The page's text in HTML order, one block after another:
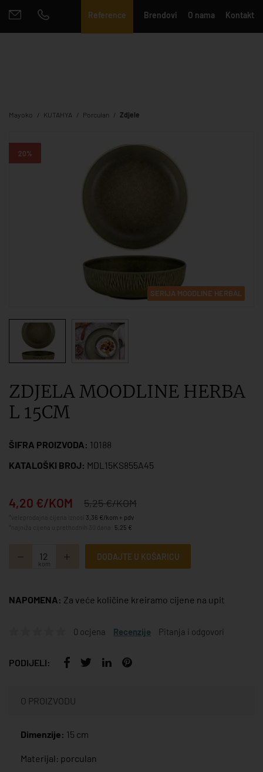
Reference Brendovi O nama Kontakt
Mayoko KUTAHYA Porculan Zdjele
20%
SERIJA MOODLINE HERBAL
ZDJELA MOODLINE HERBA
L 15CM
ŠIFRA PROIZVODA: 10188
KATALOŠKI BROJ: MDL15KS855A45
4,20 €/KOM 5,25 €/KOM
3,36 €/kom + pdv
5,25 €
kom
DODAJTE U KOŠARICU
NAPOMENA: Za veće količine kreiramo cijene na upit
0 ocjena Recenzije Pitanja i odgovori
PODIJELI:
O PROIZVODU
Dimenzije: 15 cm
Materijal: porculan